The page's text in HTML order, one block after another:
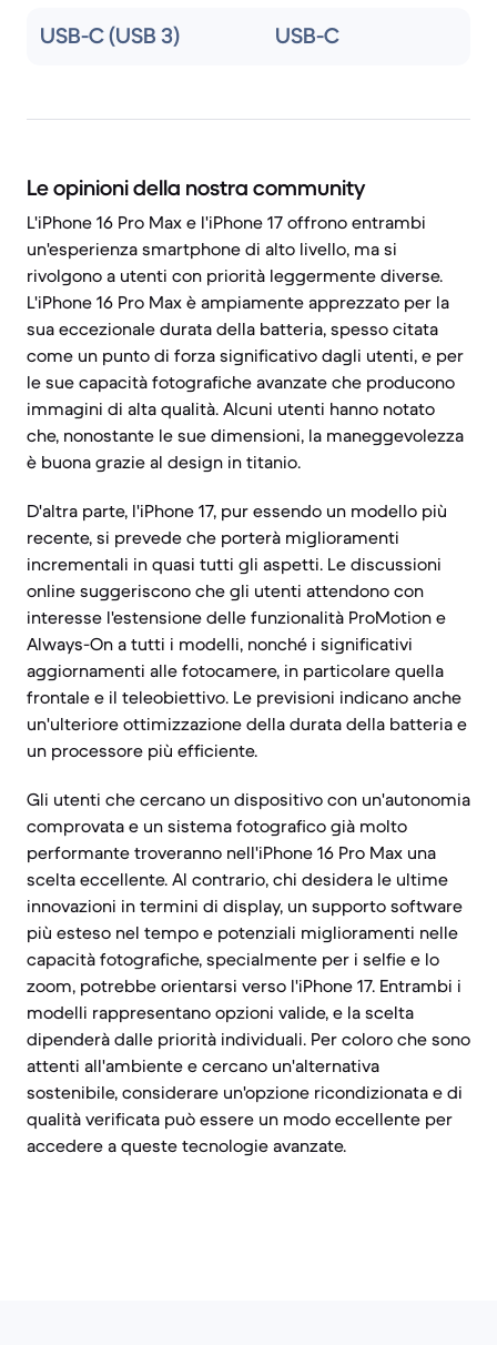
USB-C (USB 3) USB-C
Le opinioni della nostra community
L'iPhone 16 Pro Max e l'iPhone 17 offrono entrambi
un'esperienza smartphone di alto livello, ma si
rivolgono a utenti con priorità leggermente diverse.
L'iPhone 16 Pro Max è ampiamente apprezzato per la
sua eccezionale durata della batteria, spesso citata
come un punto di forza significativo dagli utenti, e per
le sue capacità fotografiche avanzate che producono
immagini di alta qualità. Alcuni utenti hanno notato
che, nonostante le sue dimensioni, la maneggevolezza
è buona grazie al design in titanio.
D'altra parte, l'iPhone 17, pur essendo un modello più
recente, si prevede che porterà miglioramenti
incrementali in quasi tutti gli aspetti. Le discussioni
online suggeriscono che gli utenti attendono con
interesse l'estensione delle funzionalità ProMotion e
Always-On a tutti i modelli, nonché i significativi
aggiornamenti alle fotocamere, in particolare quella
frontale e il teleobiettivo. Le previsioni indicano anche
un'ulteriore ottimizzazione della durata della batteria e
un processore più efficiente.
Gli utenti che cercano un dispositivo con un'autonomia
comprovata e un sistema fotografico già molto
performante troveranno nell'iPhone 16 Pro Max una
scelta eccellente. Al contrario, chi desidera le ultime
innovazioni in termini di display, un supporto software
più esteso nel tempo e potenziali miglioramenti nelle
capacità fotografiche, specialmente per i selfie e lo
zoom, potrebbe orientarsi verso l'iPhone 17. Entrambi i
modelli rappresentano opzioni valide, e la scelta
dipenderà dalle priorità individuali. Per coloro che sono
attenti all'ambiente e cercano un'alternativa
sostenibile, considerare un'opzione ricondizionata e di
qualità verificata può essere un modo eccellente per
accedere a queste tecnologie avanzate.